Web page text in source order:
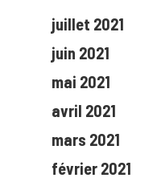
juillet 2021
juin 2021
mai 2021
avril 2021
mars 2021
février 2021